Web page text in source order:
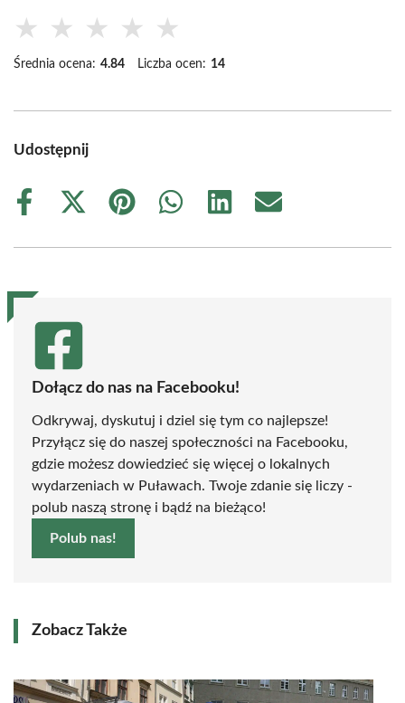
★ ★ ★ ★ ★
Średnia ocena: 4.84 Liczba ocen: 14
Udostępnij
Share
Share
(Twitter)
Share
Share
Share
Share
Dołącz do nas na Facebooku!
Odkrywaj, dyskutuj i dziel się tym co najlepsze!
Przyłącz się do naszej społeczności na Facebooku,
gdzie możesz dowiedzieć się więcej o lokalnych
wydarzeniach w Puławach. Twoje zdanie się liczy -
polub naszą stronę i bądź na bieżąco!
Polub nas!
Zobacz Także